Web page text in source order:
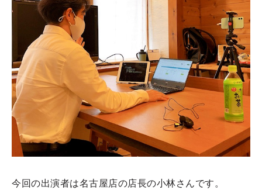
今回の出演者は名古屋店の店長の小林さんです。